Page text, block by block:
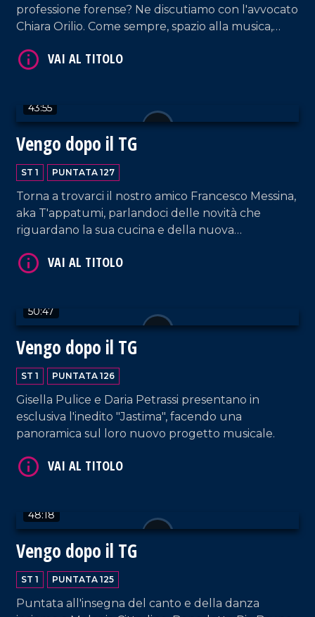
professione forense? Ne discutiamo con l'avvocato
Chiara Orilio. Come sempre, spazio alla musica,
coppia Cosentino-Pagano. In collegamento, la
43:55
Vengo dopo il TG
ST 1 PUNTATA 127
Torna a trovarci il nostro amico Francesco Messina,
aka T'appatumi, parlandoci delle novità che
riguardano la sua cucina e della nuova
50:47
Vengo dopo il TG
ST 1 PUNTATA 126
Gisella Pulice e Daria Petrassi presentano in
esclusiva l'inedito "Jastima", facendo una
panoramica sul loro nuovo progetto musicale.
48:18
Vengo dopo il TG
ST 1 PUNTATA 125
Puntata all'insegna del canto e della danza
VAI AL TITOLO
VAI AL TITOLO
VAI AL TITOLO